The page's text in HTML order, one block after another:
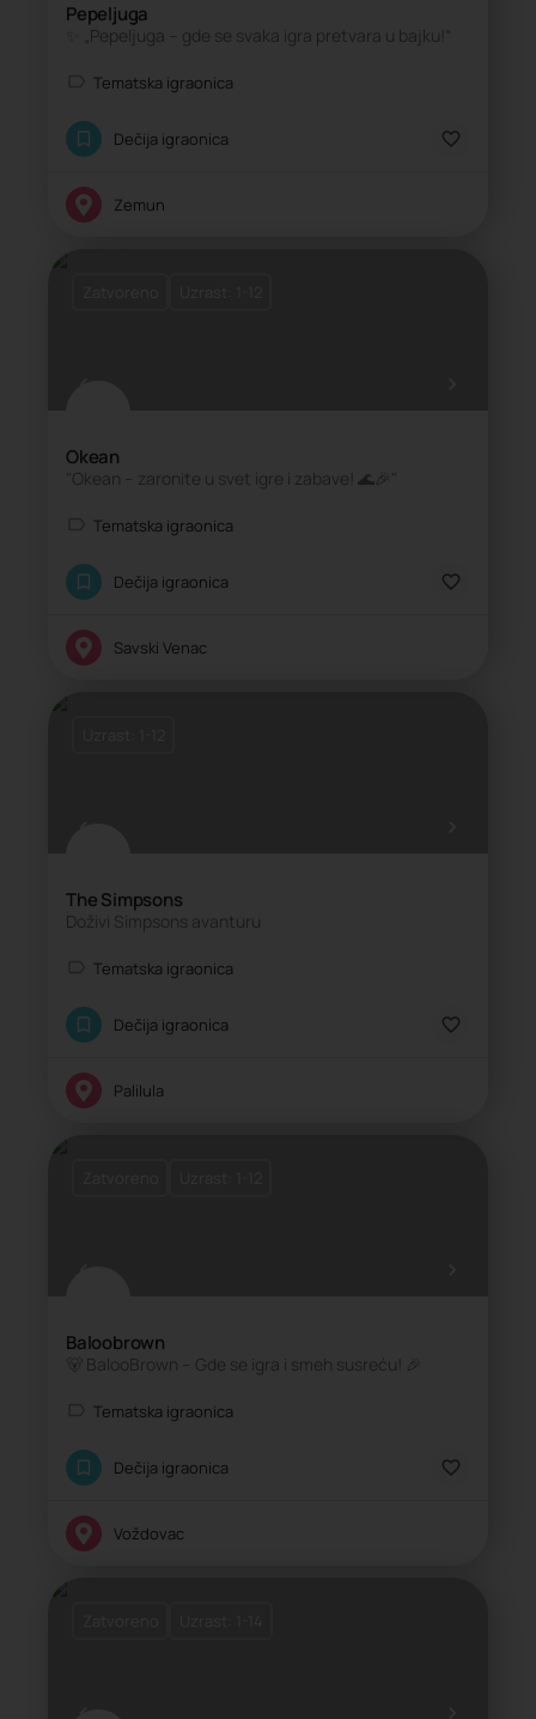
Pepeljuga
✨ „Pepeljuga – gde se svaka igra pretvara u bajku!“
Tematska igraonica
Dečija igraonica
Zemun
Okean
"Okean – zaronite u svet igre i zabave! 🌊🎉"
Tematska igraonica
Dečija igraonica
Savski Venac
The Simpsons
Doživi Simpsons avanturu
Tematska igraonica
Dečija igraonica
Palilula
Baloobrown
🐻 BalooBrown – Gde se igra i smeh susreću! 🎉
Tematska igraonica
Dečija igraonica
Voždovac